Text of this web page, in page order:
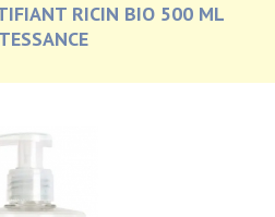
RICIN BIO 500 ML